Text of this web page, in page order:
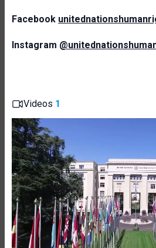
Facebook
Instagram
Videos 1